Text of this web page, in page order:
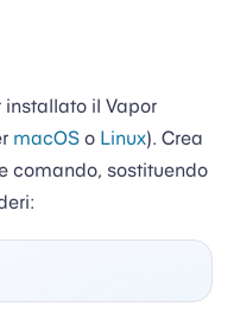
il Vapor
macOSo Linux). Crea
comando, sostituendo